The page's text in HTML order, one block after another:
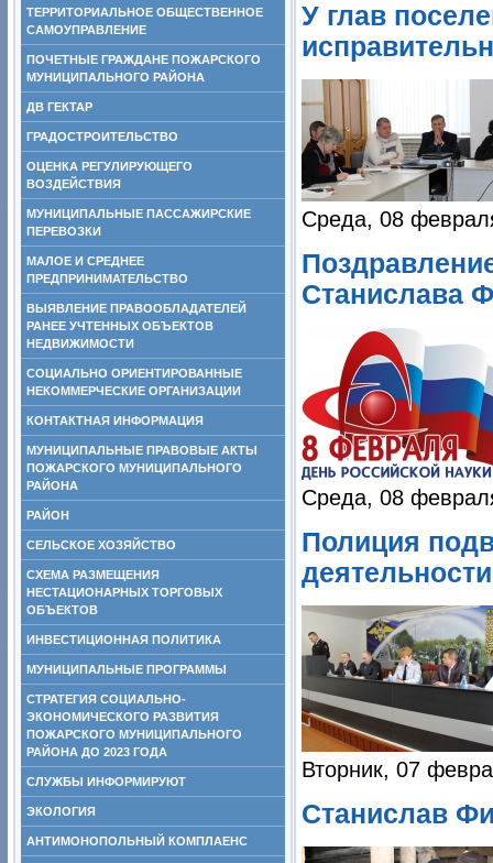
ТЕРРИТОРИАЛЬНОЕ ОБЩЕСТВЕННОЕ
САМОУПРАВЛЕНИЕ
ПОЧЕТНЫЕ ГРАЖДАНЕ ПОЖАРСКОГО
МУНИЦИПАЛЬНОГО РАЙОНА
ДВ ГЕКТАР
ГРАДОСТРОИТЕЛЬСТВО
ОЦЕНКА РЕГУЛИРУЮЩЕГО
ВОЗДЕЙСТВИЯ
МУНИЦИПАЛЬНЫЕ ПАССАЖИРСКИЕ
ПЕРЕВОЗКИ
МАЛОЕ И СРЕДНЕЕ
ПРЕДПРИНИМАТЕЛЬСТВО
ВЫЯВЛЕНИЕ ПРАВООБЛАДАТЕЛЕЙ
РАНЕЕ УЧТЕННЫХ ОБЪЕКТОВ
НЕДВИЖИМОСТИ
СОЦИАЛЬНО ОРИЕНТИРОВАННЫЕ
НЕКОММЕРЧЕСКИЕ ОРГАНИЗАЦИИ
КОНТАКТНАЯ ИНФОРМАЦИЯ
МУНИЦИПАЛЬНЫЕ ПРАВОВЫЕ АКТЫ
ПОЖАРСКОГО МУНИЦИПАЛЬНОГО
РАЙОНА
РАЙОН
СЕЛЬСКОЕ ХОЗЯЙСТВО
СХЕМА РАЗМЕЩЕНИЯ
НЕСТАЦИОНАРНЫХ ТОРГОВЫХ
ОБЪЕКТОВ
ИНВЕСТИЦИОННАЯ ПОЛИТИКА
МУНИЦИПАЛЬНЫЕ ПРОГРАММЫ
СТРАТЕГИЯ СОЦИАЛЬНО-
ЭКОНОМИЧЕСКОГО РАЗВИТИЯ
ПОЖАРСКОГО МУНИЦИПАЛЬНОГО
РАЙОНА ДО 2023 ГОДА
СЛУЖБЫ ИНФОРМИРУЮТ
ЭКОЛОГИЯ
АНТИМОНОПОЛЬНЫЙ КОМПЛАЕНС
У глав
Среда, 08
Станислава
Среда, 08
Полиция
Вторник, 07
Станислав